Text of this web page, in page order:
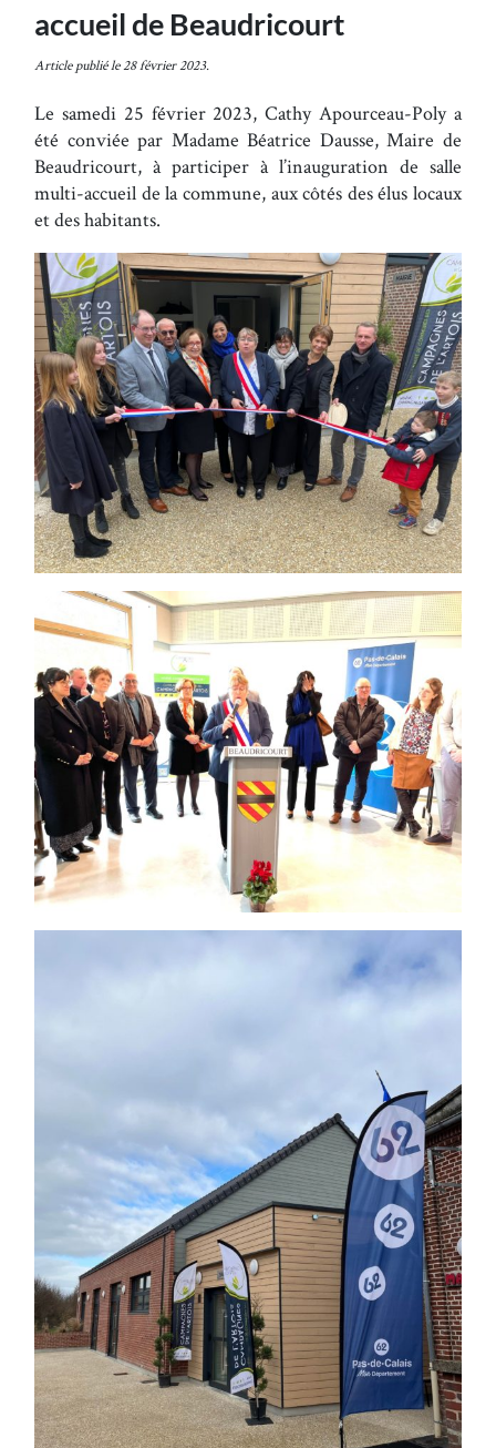
accueil de Beaudricourt
Article publié le 28 février 2023.
Le samedi 25 février 2023, Cathy Apourceau-Poly a
été conviée par Madame Béatrice Dausse, Maire de
Beaudricourt, à participer à l’inauguration de salle
multi-accueil de la commune, aux côtés des élus locaux
et des habitants.